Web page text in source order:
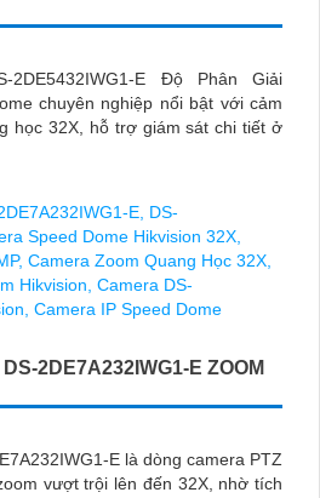
2DE5432IWG1-E Độ Phân Giải
chuyên nghiệp nổi bật với cảm
học 32X, hỗ trợ giám sát chi tiết ở
2DE7A232IWG1-E ZOOM
E là dòng camera PTZ
vượt trội lên đến 32X, nhờ tích